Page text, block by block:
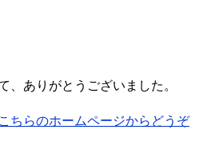
、ありがとうございました。
ちらのホームページからどうぞ